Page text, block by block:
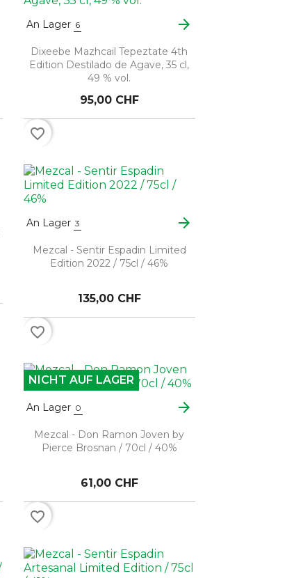
An Lager 6 arrow_forward
Dixeebe Mazhcail Tepeztate 4th
Edition Destilado de Agave, 35 cl,
49 % vol.
95,00 CHF
favorite_border
An Lager 3 arrow_forward
Mezcal - Sentir Espadin Limited
Edition 2022 / 75cl / 46%
135,00 CHF
favorite_border
An Lager 0 arrow_forward
Mezcal - Don Ramon Joven by
Pierce Brosnan / 70cl / 40%
61,00 CHF
NICHT AUF LAGER
favorite_border